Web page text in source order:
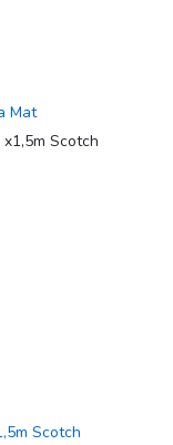
Mat
Scotch